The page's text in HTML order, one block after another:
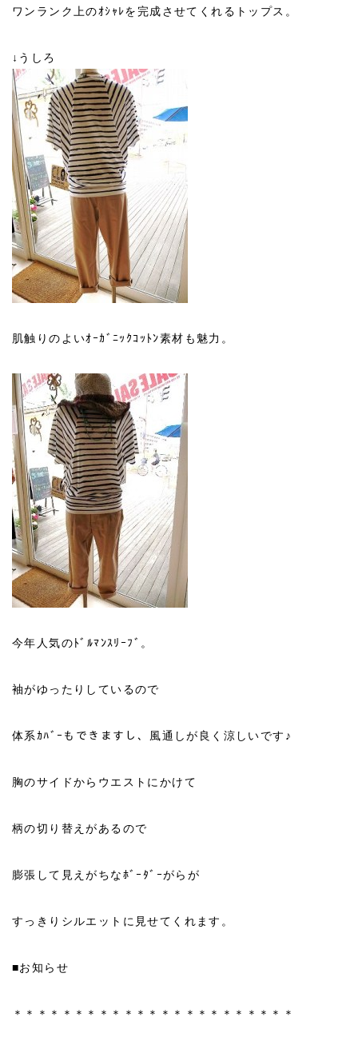
ワンランク上のｵｼｬﾚを完成させてくれるトップス。
↓うしろ
肌触りのよいｵｰｶﾞﾆｯｸｺｯﾄﾝ素材も魅力。
今年人気のﾄﾞﾙﾏﾝｽﾘｰﾌﾞ。
袖がゆったりしているので
体系ｶﾊﾞｰもできますし、風通しが良く涼しいです♪
胸のサイドからウエストにかけて
柄の切り替えがあるので
膨張して見えがちなﾎﾞｰﾀﾞｰがらが
すっきりシルエットに見せてくれます。
■お知らせ
＊＊＊＊＊＊＊＊＊＊＊＊＊＊＊＊＊＊＊＊＊＊＊